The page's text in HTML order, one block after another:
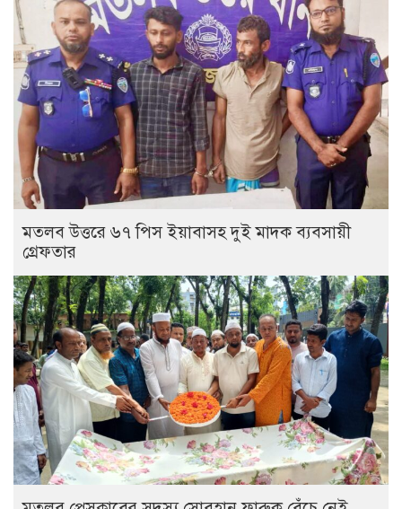
মতলব উত্তরে ৬৭ পিস ইয়াবাসহ দুই মাদক ব্যবসায়ী
গ্রেফতার